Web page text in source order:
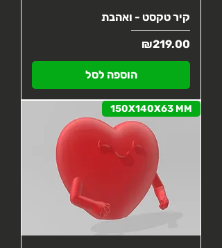
קיר טקסט - ואהבת
מחיר
₪219.00
הוספה לסל
150X140X63 MM